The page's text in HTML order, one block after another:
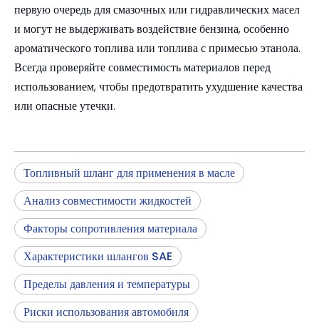
первую очередь для смазочных или гидравлических масел
и могут не выдерживать воздействие бензина, особенно
ароматического топлива или топлива с примесью этанола.
Всегда проверяйте совместимость материалов перед
использованием, чтобы предотвратить ухудшение качества
или опасные утечки.
Топливный шланг для применения в масле
Анализ совместимости жидкостей
Факторы сопротивления материала
Характеристики шлангов SAE
Пределы давления и температуры
Риски использования автомобиля